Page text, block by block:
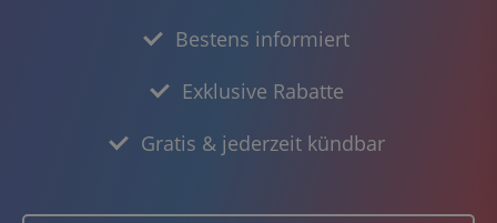
Bestens informiert
Exklusive Rabatte
Gratis & jederzeit kündbar